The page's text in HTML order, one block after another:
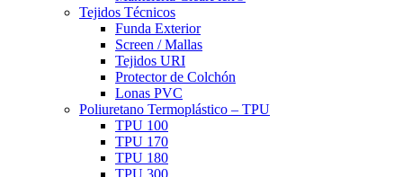
Tejidos Técnicos
Funda Exterior
Screen / Mallas
Tejidos URI
Protector de Colchón
Lonas PVC
Poliuretano Termoplástico – TPU
TPU 100
TPU 170
TPU 180
TPU 300